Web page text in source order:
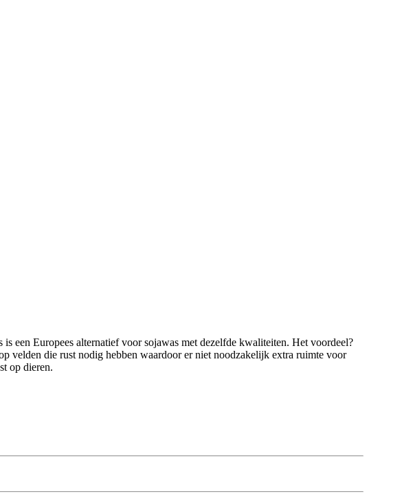
een Europees alternatief voor sojawas met dezelfde kwaliteiten. Het voordeel?
velden die rust nodig hebben waardoor er niet noodzakelijk extra ruimte voor
op dieren.